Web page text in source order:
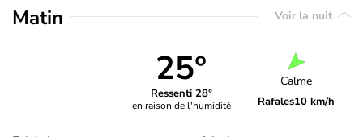
Matin Voir la nuit
25°
Ressenti 28°
en raison de l'humidité
Calme
Rafales10 km/h